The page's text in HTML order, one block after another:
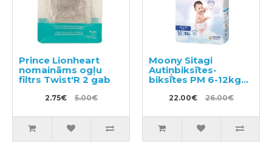
Prince Lionheart
nomaināms ogļu
filtrs Twist'R 2 gab
2.75€ 5.00€
Moony Sitagi
Autiņbiksītes-
biksītes PM 6-12kg
22.00€ 26.00€